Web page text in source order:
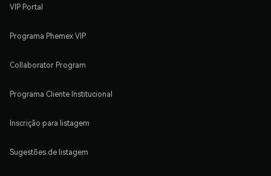
VIP Portal
Programa Phemex VIP
Collaborator Program
Programa Cliente Institucional
Inscrição para listagem
Sugestões de listagem